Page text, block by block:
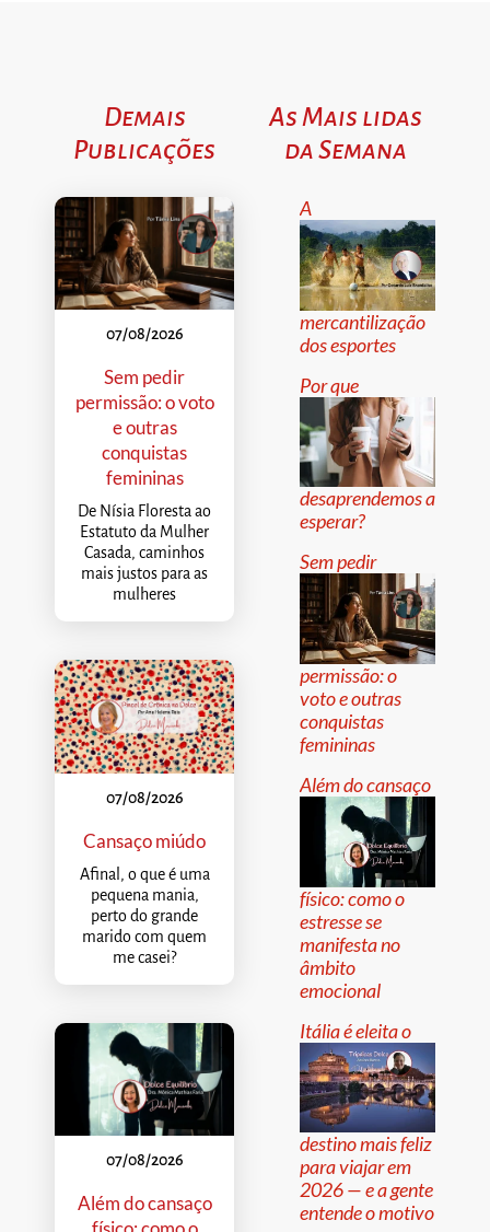
Demais
Publicações
07/08/2026
Sem pedir
permissão: o voto
e outras
conquistas
femininas
De Nísia Floresta ao
Estatuto da Mulher
Casada, caminhos
mais justos para as
mulheres
07/08/2026
Cansaço miúdo
Afinal, o que é uma
pequena mania,
perto do grande
marido com quem
me casei?
07/08/2026
Além do cansaço
As Mais lidas
da Semana
A
mercantilização
dos esportes
Por que
desaprendemos a
esperar?
Sem pedir
permissão: o
voto e outras
conquistas
femininas
Além do cansaço
físico: como o
estresse se
manifesta no
âmbito
emocional
Itália é eleita o
destino mais feliz
para viajar em
2026 — e a gente
entende o motivo